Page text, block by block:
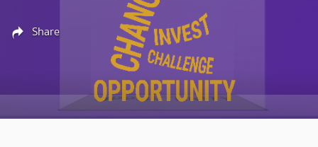
Share